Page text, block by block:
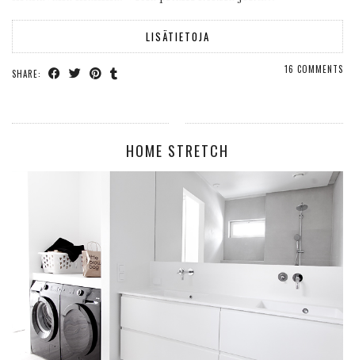
LISÄTIETOJA
SHARE: 16 COMMENTS
HOME STRETCH